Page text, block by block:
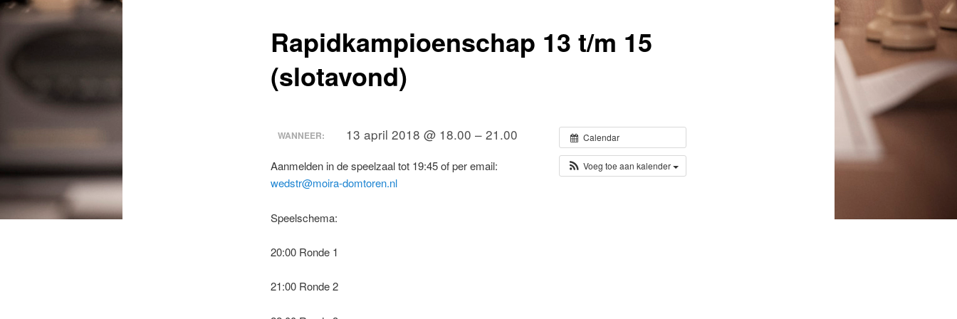
Rapidkampioenschap 13 t/m 15
(slotavond)
Calendar
Voeg toe aan kalender
WANNEER: 13 april 2018 @ 18.00 – 21.00
Aanmelden in de speelzaal tot 19:45 of per email:
wedstr@moira-domtoren.nl
Speelschema:
20:00 Ronde 1
21:00 Ronde 2